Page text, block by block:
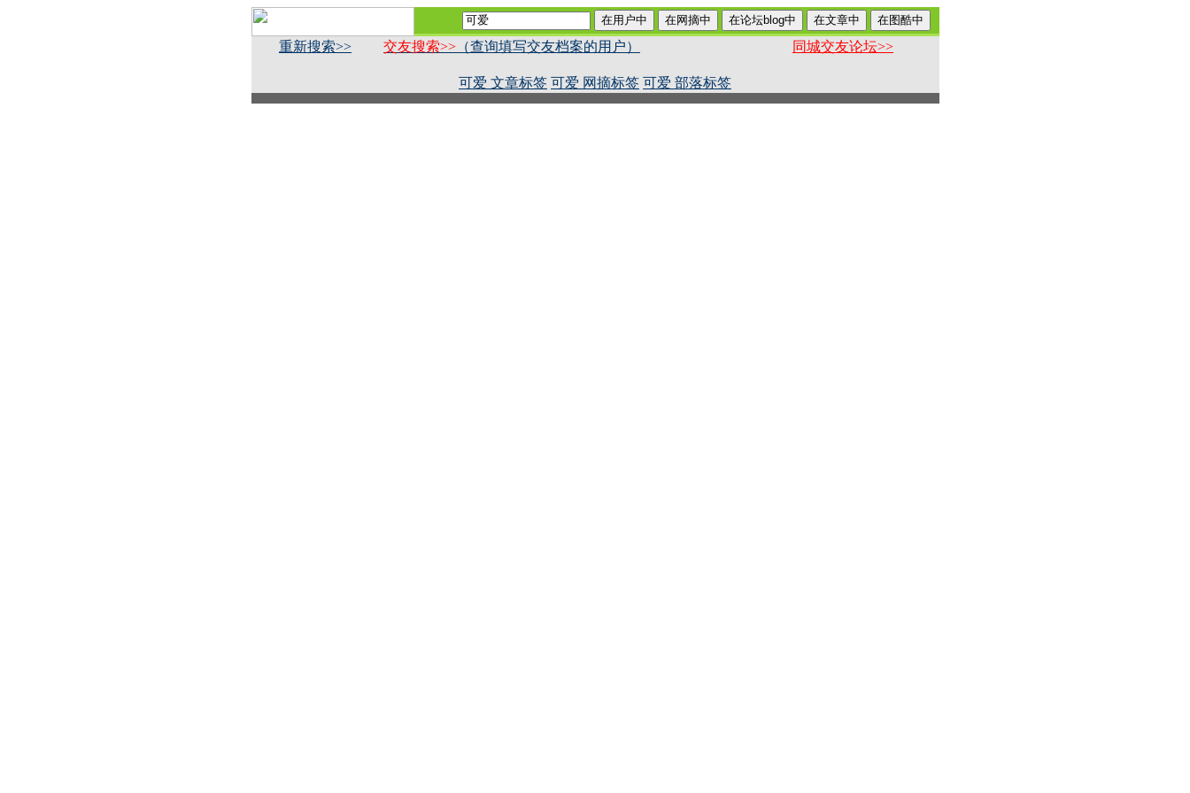
重新搜索>> 交友搜索>> （查询填写交友档案的用户） 同城交友论坛>>
可爱 文章标签 可爱 网摘标签 可爱 部落标签